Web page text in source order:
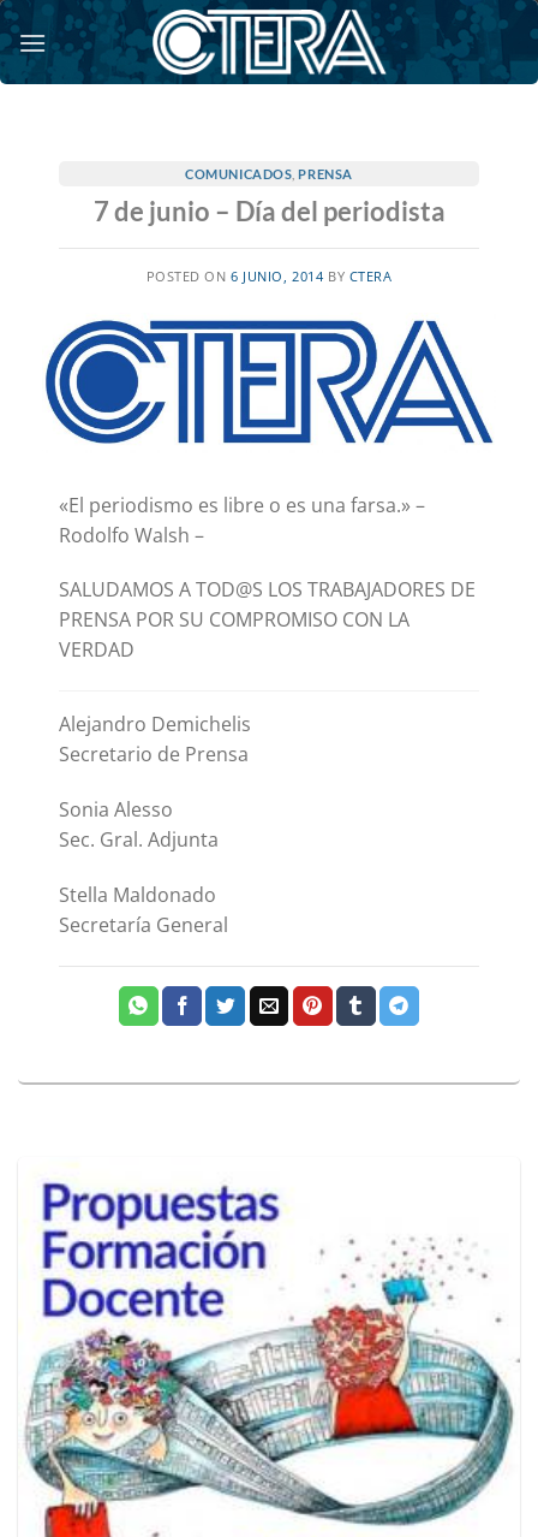
Saltar
al
contenido
COMUNICADOS ,PRENSA
7 de junio – Día del periodista
POSTED ON6 JUNIO, 2014 BY CTERA
«El periodismo es libre o es una farsa.» –
Rodolfo Walsh –
SALUDAMOS A TOD@S LOS TRABAJADORES DE
PRENSA POR SU COMPROMISO CON LA
VERDAD
Alejandro Demichelis
Secretario de Prensa
Sonia Alesso
Sec. Gral. Adjunta
Stella Maldonado
Secretaría General